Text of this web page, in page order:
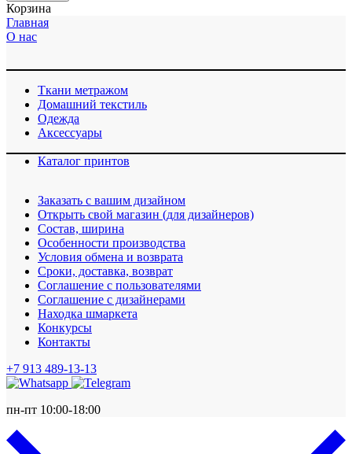
Корзина
Главная
О нас
Ткани метражом
Домашний текстиль
Одежда
Аксессуары
Каталог принтов
Заказать с вашим дизайном
Открыть свой магазин (для дизайнеров)
Cостав, ширина
Особенности производства
Условия обмена и возврата
Сроки, доставка, возврат
Соглашение с пользователями
Соглашение с дизайнерами
Находка шмаркета
Конкурсы
Контакты
+7 913 489-13-13
пн-пт 10:00-18:00